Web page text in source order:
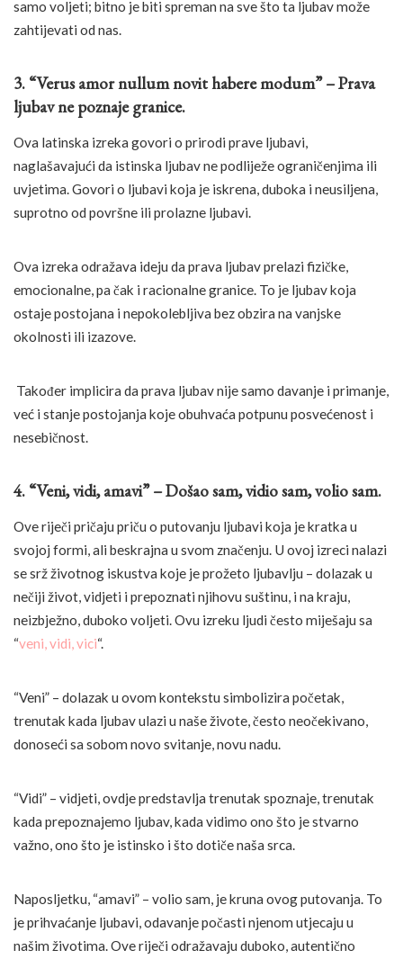
samo voljeti; bitno je biti spreman na sve što ta ljubav može
zahtijevati od nas.
3. “Verus amor nullum novit habere modum” – Prava
ljubav ne poznaje granice.
Ova latinska izreka govori o prirodi prave ljubavi,
naglašavajući da istinska ljubav ne podliježe ograničenjima ili
uvjetima. Govori o ljubavi koja je iskrena, duboka i neusiljena,
suprotno od površne ili prolazne ljubavi.
Ova izreka odražava ideju da prava ljubav prelazi fizičke,
emocionalne, pa čak i racionalne granice. To je ljubav koja
ostaje postojana i nepokolebljiva bez obzira na vanjske
okolnosti ili izazove.
Također implicira da prava ljubav nije samo davanje i primanje,
već i stanje postojanja koje obuhvaća potpunu posvećenost i
nesebičnost.
4. “Veni, vidi, amavi” – Došao sam, vidio sam, volio sam.
Ove riječi pričaju priču o putovanju ljubavi koja je kratka u
svojoj formi, ali beskrajna u svom značenju. U ovoj izreci nalazi
se srž životnog iskustva koje je prožeto ljubavlju – dolazak u
nečiji život, vidjeti i prepoznati njihovu suštinu, i na kraju,
neizbježno, duboko voljeti. Ovu izreku ljudi često miješaju sa
“veni, vidi, vici“.
“Veni” – dolazak u ovom kontekstu simbolizira početak,
trenutak kada ljubav ulazi u naše živote, često neočekivano,
donoseći sa sobom novo svitanje, novu nadu.
“Vidi” – vidjeti, ovdje predstavlja trenutak spoznaje, trenutak
kada prepoznajemo ljubav, kada vidimo ono što je stvarno
važno, ono što je istinsko i što dotiče naša srca.
Naposljetku, “amavi” – volio sam, je kruna ovog putovanja. To
je prihvaćanje ljubavi, odavanje počasti njenom utjecaju u
našim životima. Ove riječi odražavaju duboko, autentično